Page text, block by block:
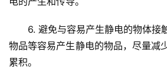
6. 避免与容易产生静电的物体接
物品等容易产生静电的物品，尽量减
累积。